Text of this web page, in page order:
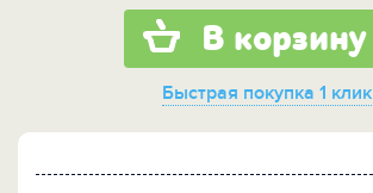
В корзину
Быстрая покупка 1 клик